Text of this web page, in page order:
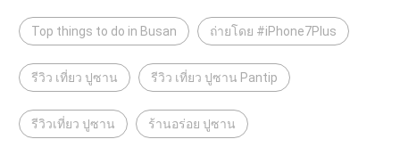
Top things to do in Busan ถ่ายโดย #iPhone7Plus
รีวิว เที่ยว ปูซาน รีวิว เที่ยว ปูซาน Pantip
รีวิวเที่ยว ปูซาน ร้านอร่อย ปูซาน